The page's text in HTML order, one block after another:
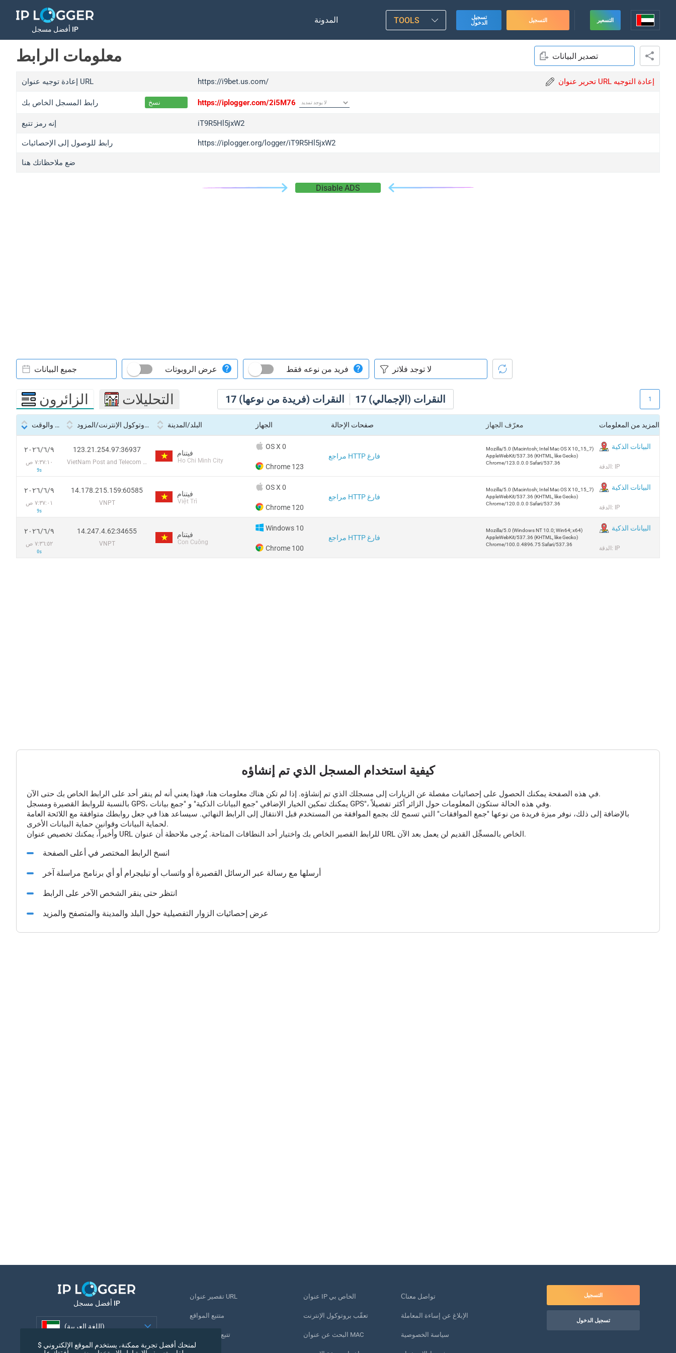
أفضل مسجل IP
المدونة TOOLS
تسجيل
الدخول
التسجيل التسعير
معلومات الرابط تصدير البيانات
إعادة توجيه عنوان URL https://i9bet.us.com/ تحرير عنوان URL إعادة التوجيه
رابط المسجل الخاص بك نسخ https://iplogger.com/2i5M76
إنه رمز تتبع iT9R5Hl5jxW2
رابط للوصول إلى الإحصائيات https://iplogger.org/logger/iT9R5Hl5jxW2
ضع ملاحظاتك هنا
Disable ADS
17 النقرات (فريدة من نوعها) 17 النقرات (الإجمالي)
جميع البيانات عرض الروبوتات فريد من نوعه فقط
الزائرون التحليلات 1
التاريخ والوقت بروتوكول الإنترنت/المزود البلد/المدينة الجهاز صفحات الإحالة معرّف الجهاز المزيد من المعلومات
٩‏/٦‏/٢٠٢٦
٧:٣٧:١٠ ص
9s
123.21.254.97:36937
VietNam Post and Telecom Corporation
فيتنام
Ho Chi Minh City
OS X 0
Chrome 123
مراجع HTTP فارغ
Mozilla/5.0 (Macintosh; Intel Mac OS X 10_15_7)
AppleWebKit/537.36 (KHTML, like Gecko)
Chrome/123.0.0.0 Safari/537.36
البيانات الذكية
الدقة: IP
٩‏/٦‏/٢٠٢٦
٧:٣٧:٠١ ص
9s
14.178.215.159:60585
VNPT
فيتنام
Việt Trì
OS X 0
Chrome 120
مراجع HTTP فارغ
Mozilla/5.0 (Macintosh; Intel Mac OS X 10_15_7)
AppleWebKit/537.36 (KHTML, like Gecko)
Chrome/120.0.0.0 Safari/537.36
البيانات الذكية
الدقة: IP
٩‏/٦‏/٢٠٢٦
٧:٣٦:٥٢ ص
0s
14.247.4.62:34655
VNPT
فيتنام
Con Cuông
Windows 10
Chrome 100
مراجع HTTP فارغ
Mozilla/5.0 (Windows NT 10.0; Win64; x64)
AppleWebKit/537.36 (KHTML, like Gecko)
Chrome/100.0.4896.75 Safari/537.36
البيانات الذكية
الدقة: IP
كيفية استخدام المسجل الذي تم إنشاؤه
في هذه الصفحة يمكنك الحصول على إحصائيات مفصلة عن الزيارات إلى مسجلك الذي تم إنشاؤه. إذا لم تكن هناك معلومات هنا، فهذا يعني أنه لم ينقر أحد على الرابط الخاص بك حتى الآن.
بالنسبة للروابط القصيرة ومسجل GPS، يمكنك تمكين الخيار الإضافي "جمع البيانات الذكية" و "جمع بيانات GPS"، وفي هذه الحالة ستكون المعلومات حول الزائر أكثر تفصيلاً.
بالإضافة إلى ذلك، نوفر ميزة فريدة من نوعها "جمع الموافقات" التي تسمح لك بجمع الموافقة من المستخدم قبل الانتقال إلى الرابط النهائي. سيساعد هذا في جعل روابطك متوافقة مع اللائحة العامة
لحماية البيانات وقوانين حماية البيانات الأخرى.
وأخيراً، يمكنك تخصيص عنوان URL للرابط القصير الخاص بك واختيار أحد النطاقات المتاحة. يُرجى ملاحظة أن عنوان URL الخاص بالمسجِّل القديم لن يعمل بعد الآن.
انسخ الرابط المختصر في أعلى الصفحة
أرسلها مع رسالة عبر الرسائل القصيرة أو واتساب أو تيليجرام أو أي برنامج مراسلة آخر
انتظر حتى ينقر الشخص الآخر على الرابط
عرض إحصائيات الزوار التفصيلية حول البلد والمدينة والمتصفح والمزيد
أفضل مسجل IP
(اللغة العربية)
(اللغة العربية)
تقصير عنوان URL
متتبع المواقع
تتبع رقم الهاتف
عنوان IP الخاص بي
تعقّب بروتوكول الإنترنت
البحث عن عنوان MAC
Сتواصل معنا
الإبلاغ عن إساءة المعاملة
سياسة الخصوصية
التسجيل
تسجيل الدخول
لمنحك أفضل تجربة ممكنة، يستخدم الموقع الإلكتروني $